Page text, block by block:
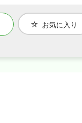
お気に入り